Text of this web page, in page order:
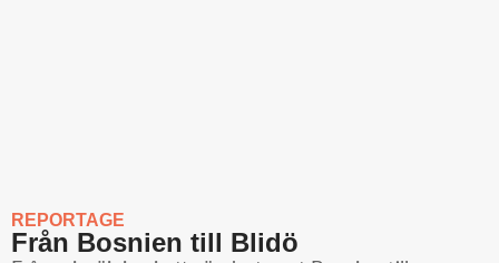
REPORTAGE
Från Bosnien till Blidö